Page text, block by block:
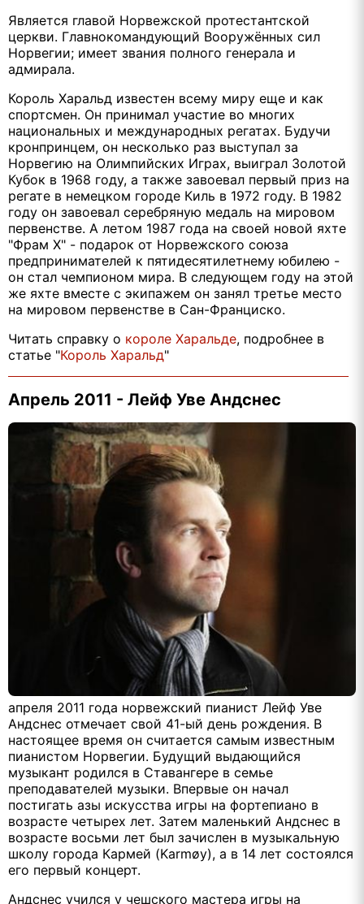
Является главой Норвежской протестантской
церкви. Главнокомандующий Вооружённых сил
Норвегии; имеет звания полного генерала и
адмирала.
Король Харальд известен всему миру еще и как
спортсмен. Он принимал участие во многих
национальных и международных регатах. Будучи
кронпринцем, он несколько раз выступал за
Норвегию на Олимпийских Играх, выиграл Золотой
Кубок в 1968 году, а также завоевал первый приз на
регате в немецком городе Киль в 1972 году. В 1982
году он завоевал серебряную медаль на мировом
первенстве. А летом 1987 года на своей новой яхте
"Фрам Х" - подарок от Норвежского союза
предпринимателей к пятидесятилетнему юбилею -
он стал чемпионом мира. В следующем году на этой
же яхте вместе с экипажем он занял третье место
на мировом первенстве в Сан-Франциско.
Читать справку о короле Харальде, подробнее в
статье "Король Харальд"
Апрель 2011 - Лейф Уве Андснес
апреля 2011 года норвежский пианист Лейф Уве
Андснес отмечает свой 41-ый день рождения. В
настоящее время он считается самым известным
пианистом Норвегии. Будущий выдающийся
музыкант родился в Ставангере в семье
преподавателей музыки. Впервые он начал
постигать азы искусства игры на фортепиано в
возрасте четырех лет. Затем маленький Андснес в
возрасте восьми лет был зачислен в музыкальную
школу города Кармей (Karmøy), а в 14 лет состоялся
его первый концерт.
Андснес учился у чешского мастера игры на